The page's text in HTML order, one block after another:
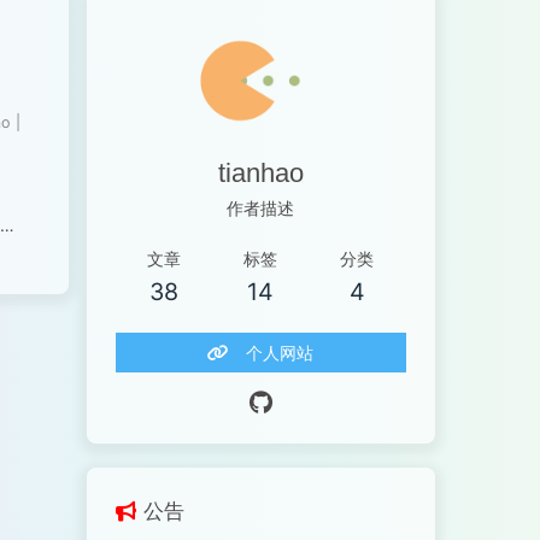
tianhao
作者描述
文章
38
标签
14
分类
4
个人网站
公告